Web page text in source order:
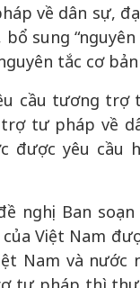
về dân sự,
sung
tắc cơ
cầu tương trợ
trợ tư pháp về
được yêu cầu
nghị Ban
Việt Nam
Nam và nước